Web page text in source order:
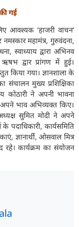
गई
आवश्यक ‘हाजरी वाचन’
नमस्कार महामंत्र, गुरुवंदना,
स्वाध्याय द्वारा अभिनव
द्वार प्रांगण में हुई।
किया गया। ज्ञानशाला के
संचालन मुख्य प्रशिक्षिका
कोठारी ने अपनी भावना
अपने भाव अभिव्यक्त किए।
सुमित मोदी ने अपने
पदाधिकारी, कार्यसमिति
ज्ञानार्थी, ओसवाल मित्र
रहे। कार्यक्रम का संयोजन